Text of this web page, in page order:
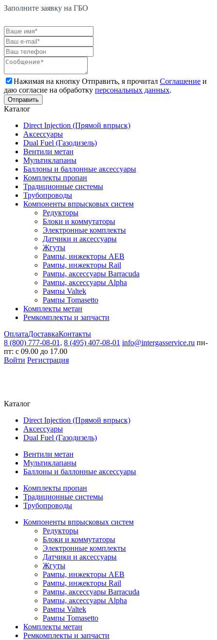
Заполните заявку на ГБО
Нажимая на кнопку Отправить, я прочитал Соглашение и
даю согласие на обработку персональных данных.
Каталог
Direct Injection (Прямой впрыск)
Аксессуары
Dual Fuel (Газодизель)
Вентили метан
Мультиклапаны
Баллоны и баллонные аксессуары
Комплекты пропан
Традиционные системы
Трубопроводы
Компоненты впрысковых систем
Редукторы
Блоки и коммутаторы
Электронные комплекты
Датчики и аксессуары
Жгуты
Рампы, инжекторы AEB
Рампы, инжекторы Rail
Рампы, аксессуары Barracuda
Рампы, аксессуары Alpha
Рампы Valtek
Рампы Tomasetto
Комплекты метан
Ремкомплекты и запчасти
ОплатаДоставкаКонтакты
8 (800) 777-08-01, 8 (495) 407-08-01 info@intergasservice.ru пн-
пт: с 09.00 до 17.00
Войти Регистрация
Каталог
Direct Injection (Прямой впрыск)
Аксессуары
Dual Fuel (Газодизель)
Вентили метан
Мультиклапаны
Баллоны и баллонные аксессуары
Комплекты пропан
Традиционные системы
Трубопроводы
Компоненты впрысковых систем
Редукторы
Блоки и коммутаторы
Электронные комплекты
Датчики и аксессуары
Жгуты
Рампы, инжекторы AEB
Рампы, инжекторы Rail
Рампы, аксессуары Barracuda
Рампы, аксессуары Alpha
Рампы Valtek
Рампы Tomasetto
Комплекты метан
Ремкомплекты и запчасти